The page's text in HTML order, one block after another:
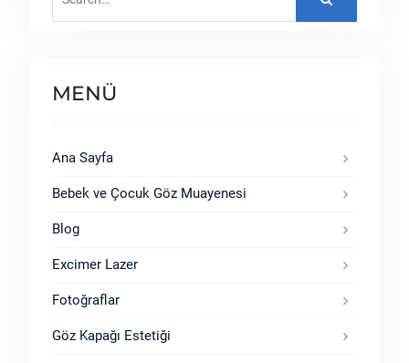
for:
MENÜ
Ana Sayfa
Bebek ve Çocuk Göz Muayenesi
Blog
Excimer Lazer
Fotoğraflar
Göz Kapağı Estetiği